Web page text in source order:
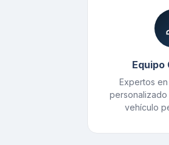
Equipo
Expertos
vehículo